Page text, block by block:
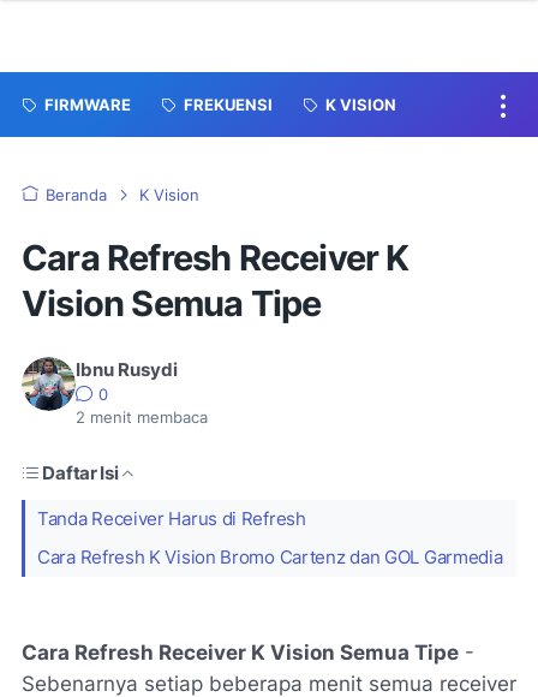
FIRMWARE FREKUENSI K VISION
Beranda K Vision
Cara Refresh Receiver K
Vision Semua Tipe
Ibnu Rusydi
0
2 menit membaca
Daftar Isi
Tanda Receiver Harus di Refresh
Cara Refresh K Vision Bromo Cartenz dan GOL Garmedia
Cara Refresh Receiver K Vision Semua Tipe -
Sebenarnya setiap beberapa menit semua receiver